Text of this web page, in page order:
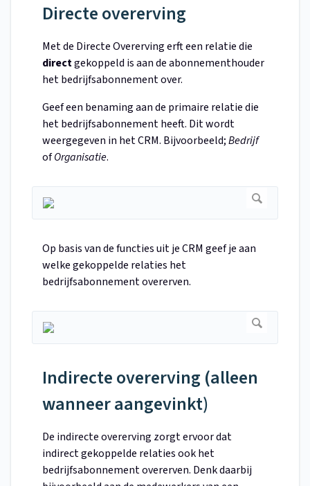
Directe overerving
Met de Directe Overerving erft een relatie die
directgekoppeld is aan de abonnementhouder
het bedrijfsabonnement over.
Geef een benaming aan de primaire relatie die
het bedrijfsabonnement heeft. Dit wordt
weergegeven in het CRM. Bijvoorbeeld;Bedrijf
ofOrganisatie.
Op basis van de functies uit je CRM geef je aan
welke gekoppelde relaties het
bedrijfsabonnement overerven.
Indirecte overerving (alleen
wanneer aangevinkt)
De indirecte overerving zorgt ervoor dat
indirect gekoppelde relaties ook het
bedrijfsabonnement overerven. Denk daarbij